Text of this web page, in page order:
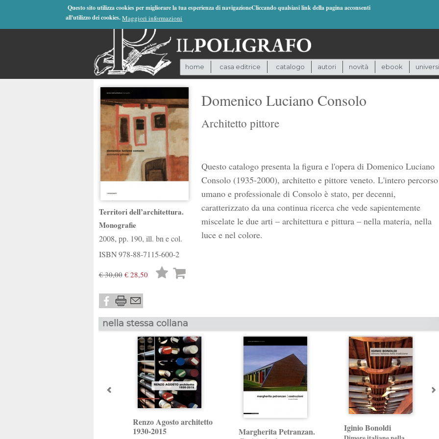
Questo sito utilizza cookies per migliorare la tua esperienza di navigazioneCliccando qualsiasi link della pagina acconsenti
all'utilizzo dei cookies. Maggiori informazioni
home casa editrice catalogo autori novità ebook
Territori dell’architettura.
Monografie
2008, pp. 190, ill. bn e col.
ISBN978-88-7115-600-2
€ 30,00€ 28,50
Lista
Domenico Luciano Consolo
Architetto pittore
Questo catalogo presenta la figura e l'opera di Domenico Luciano
Consolo (1935-2000), architetto e pittore veneto. L'intero percorso
umano e professionale di Consolo è stato, per decenni,
caratterizzato da una continua ricerca che vede sapientemente
miscelate le due arti – architettura e pittura – nella materia, nella
luce e nel colore.
nella stessa collana
Renzo Agosto architetto
1930-2015
Margherita Petranzan.
Iginio Bonoldi